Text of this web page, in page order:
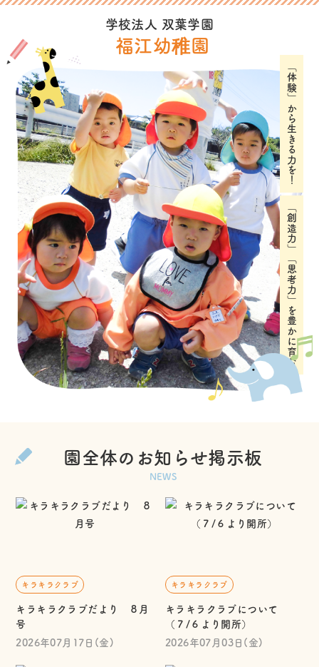
学校法人 双葉学園
福江幼稚園
「体験」から生きる力を！
「創造力」「思考力」を豊かに育む
園全体のお知らせ掲示板
NEWS
キラキラクラブ
キラキラクラブだより ８月
号
2026年07月17日(金)
キラキラクラブ
キラキラクラブについて
（７/６より開所）
2026年07月03日(金)